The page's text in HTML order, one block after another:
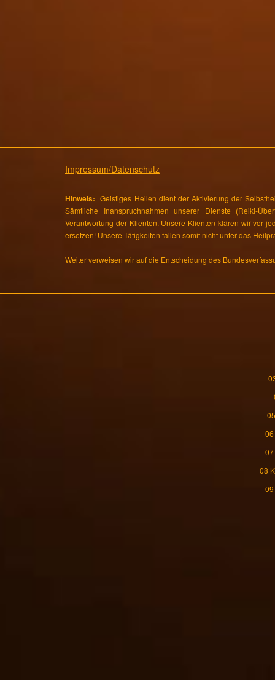
Impressum/Datenschutz
Hinweis: Geistiges Heilen dient der Aktivierung der
Sämtliche Inanspruchnahmen unserer Dienste (Reiki-
Verantwortung der Klienten. Unsere Klienten klären wir vor
ersetzen! Unsere Tätigkeiten fallen somit nicht unter das
Weiter verweisen wir auf die Entscheidung des
08